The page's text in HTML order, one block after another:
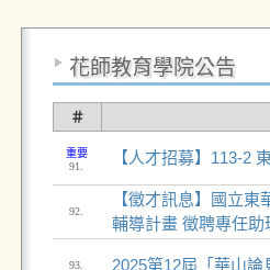
花師教育學院公告
＃
重要
91.
【人才招募】113-2
92.
【徵才訊息】國立
輔導計畫 徵聘專任
93. 2025第12屆「華山